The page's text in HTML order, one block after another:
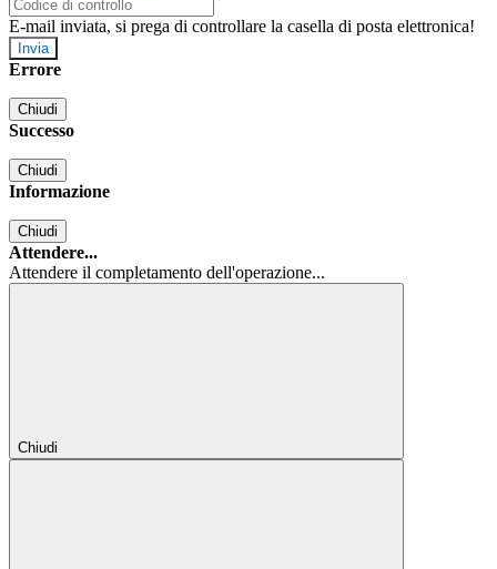
E-mail inviata, si prega di controllare la casella di posta elettronica!
Errore
Chiudi
Successo
Chiudi
Informazione
Chiudi
Attendere...
Attendere il completamento dell'operazione...
Chiudi